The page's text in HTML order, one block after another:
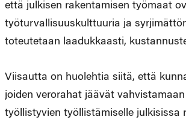
että julkisen rakentamisen työmaat
työturvallisuuskulttuuria ja
toteutetaan laadukkaasti,
Viisautta on huolehtia siitä, että
joiden verorahat jäävät
työllistyvien työllistämiselle julkisissa